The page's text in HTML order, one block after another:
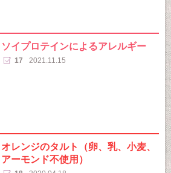
ソイプロテインによるアレルギー
17 2021.11.15
オレンジのタルト（卵、乳、小麦、
アーモンド不使用）